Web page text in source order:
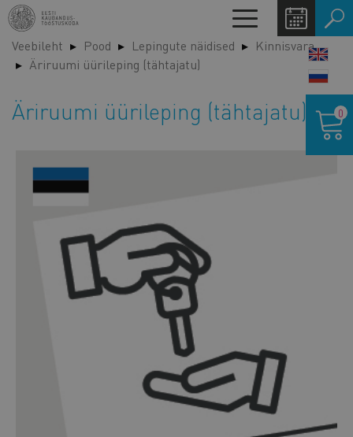
Liigu
edasi
põhisisu
juurde
Toggle
navigation
Veebileht Pood Lepingute näidised
Kinnisvara
Äriruumi üürileping (tähtajatu)
Äriruumi üürileping (tähtajatu) 0